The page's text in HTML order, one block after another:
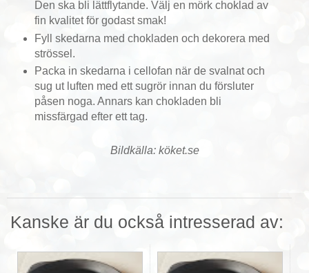
Den ska bli lättflytande. Välj en mörk choklad av
fin kvalitet för godast smak!
Fyll skedarna med chokladen och dekorera med
strössel.
Packa in skedarna i cellofan när de svalnat och
sug ut luften med ett sugrör innan du försluter
påsen noga. Annars kan chokladen bli
missfärgad efter ett tag.
Bildkälla: köket.se
Kanske är du också intresserad av: